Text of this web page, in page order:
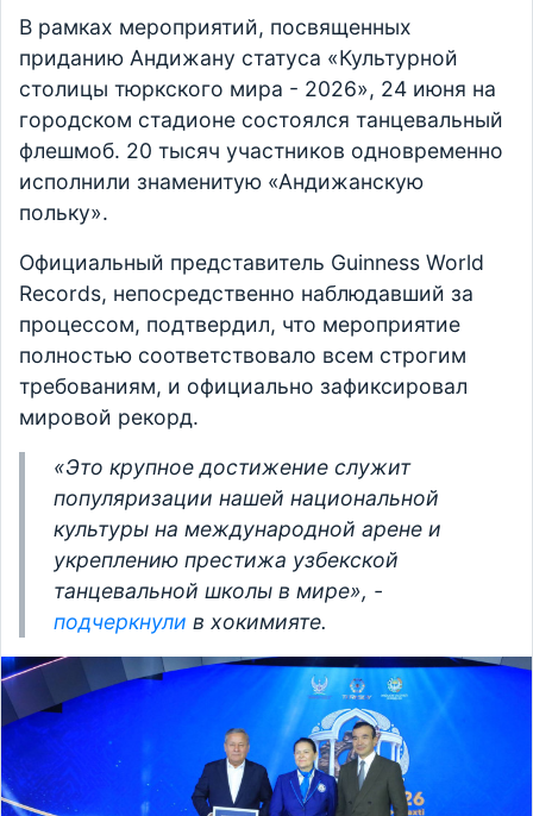
В рамках мероприятий, посвященных
приданию Андижану статуса «Культурной
столицы тюркского мира - 2026», 24 июня на
городском стадионе состоялся танцевальный
флешмоб. 20 тысяч участников одновременно
исполнили знаменитую «Андижанскую
польку».
Официальный представитель Guinness World
Records, непосредственно наблюдавший за
процессом, подтвердил, что мероприятие
полностью соответствовало всем строгим
требованиям, и официально зафиксировал
мировой рекорд.
«Это крупное достижение служит
популяризации нашей национальной
культуры на международной арене и
укреплению престижа узбекской
танцевальной школы в мире», -
подчеркнули в хокимияте.